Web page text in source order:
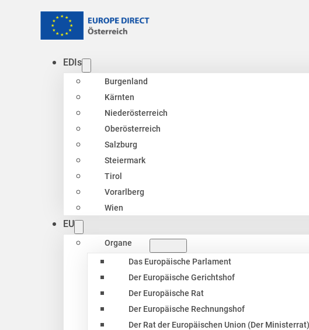
EDIs
Burgenland
Kärnten
Niederösterreich
Oberösterreich
Salzburg
Steiermark
Tirol
Vorarlberg
Wien
EU
Organe
Das Europäische Parlament
Der Europäische Gerichtshof
Der Europäische Rat
Der Europäische Rechnungshof
Der Rat der Europäischen Union (Der Ministerrat)